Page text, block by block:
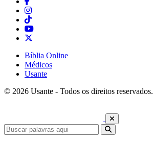
Bíblia Online
Médicos
Usante
© 2026 Usante - Todos os direitos reservados.